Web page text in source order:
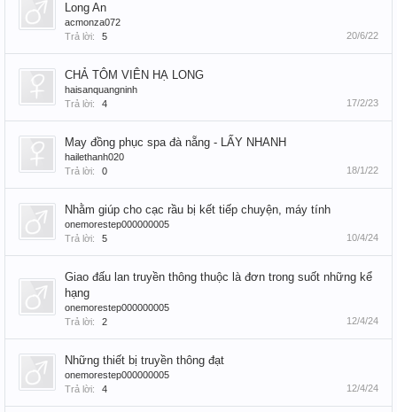
Long An
acmonza072
Trả lời:
5 20/6/22
CHẢ TÔM VIÊN HẠ LONG
haisanquangninh
Trả lời:
4 17/2/23
May đồng phục spa đà nẵng - LẤY NHANH
hailethanh020
Trả lời:
0 18/1/22
Nhằm giúp cho cạc rầu bị kết tiếp chuyện, máy tính
onemorestep000000005
Trả lời:
5 10/4/24
Giao đấu lan truyền thông thuộc là đơn trong suốt những kể
hạng
onemorestep000000005
Trả lời:
2 12/4/24
Những thiết bị truyền thông đạt
onemorestep000000005
Trả lời:
4 12/4/24